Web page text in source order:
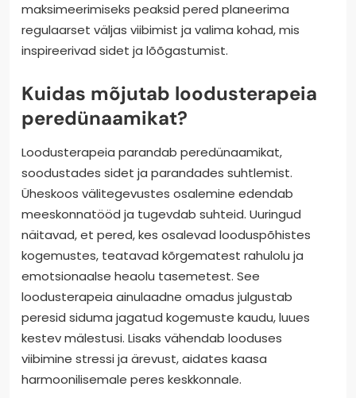
maksimeerimiseks peaksid pered planeerima
regulaarset väljas viibimist ja valima kohad, mis
inspireerivad sidet ja lõõgastumist.
Kuidas mõjutab loodusterapeia
peredünaamikat?
Loodusterapeia parandab peredünaamikat,
soodustades sidet ja parandades suhtlemist.
Üheskoos välitegevustes osalemine edendab
meeskonnatööd ja tugevdab suhteid. Uuringud
näitavad, et pered, kes osalevad looduspõhistes
kogemustes, teatavad kõrgematest rahulolu ja
emotsionaalse heaolu tasemetest. See
loodusterapeia ainulaadne omadus julgustab
peresid siduma jagatud kogemuste kaudu, luues
kestev mälestusi. Lisaks vähendab looduses
viibimine stressi ja ärevust, aidates kaasa
harmoonilisemale peres keskkonnale.